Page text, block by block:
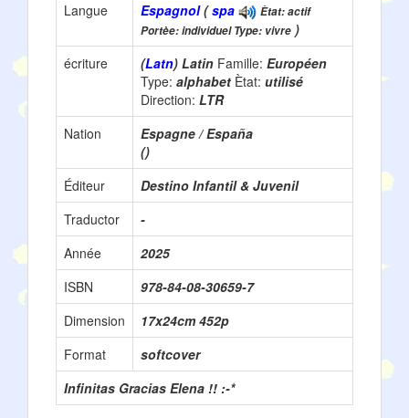
Langue
Espagnol(spa
Ètat: actif
Portèe: individuel Type: vivre )
écriture
(Latn) Latin Famille: Européen
Type: alphabet Ètat: utilisé
Direction: LTR
Nation
Espagne / España
()
Éditeur
Destino Infantil & Juvenil
Traductor
-
Année
2025
ISBN
978-84-08-30659-7
Dimension
17x24cm 452p
Format
softcover
Infinitas Gracias Elena !! :-*